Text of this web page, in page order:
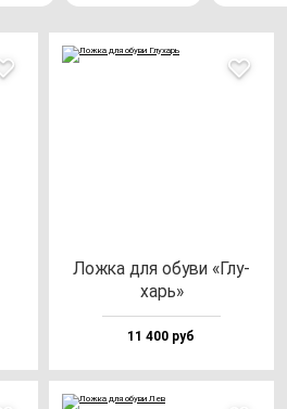
Лож­ка для обу­ви «Глу­
харь»
11 400 руб